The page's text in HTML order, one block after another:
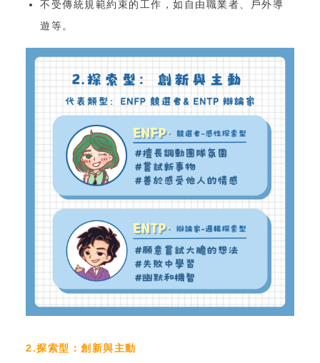
不受傳統規範約束的工作，如自由職業者、戶外導
遊等。
2.探索型：創新與主動